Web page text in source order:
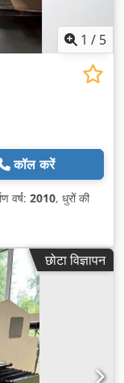
1 / 5
कॉल करें
वर्ष: 2010, धुरों की
छोटा विज्ञापन